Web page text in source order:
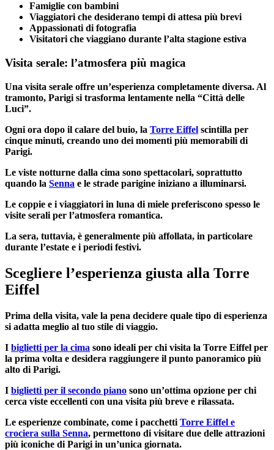
Famiglie con bambini
Viaggiatori che desiderano tempi di attesa più brevi
Appassionati di fotografia
Visitatori che viaggiano durante l’alta stagione estiva
Visita serale: l’atmosfera più magica
Una visita serale offre un’esperienza completamente diversa. Al
tramonto, Parigi si trasforma lentamente nella “Città delle
Luci”.
Ogni ora dopo il calare del buio, la Torre Eiffel scintilla per
cinque minuti, creando uno dei momenti più memorabili di
Parigi.
Le viste notturne dalla cima sono spettacolari, soprattutto
quando la Senna e le strade parigine iniziano a illuminarsi.
Le coppie e i viaggiatori in luna di miele preferiscono spesso le
visite serali per l’atmosfera romantica.
La sera, tuttavia, è generalmente più affollata, in particolare
durante l’estate e i periodi festivi.
Scegliere l’esperienza giusta alla Torre
Eiffel
Prima della visita, vale la pena decidere quale tipo di esperienza
si adatta meglio al tuo stile di viaggio.
I biglietti per la cima sono ideali per chi visita la Torre Eiffel per
la prima volta e desidera raggiungere il punto panoramico più
alto di Parigi.
I biglietti per il secondo piano sono un’ottima opzione per chi
cerca viste eccellenti con una visita più breve e rilassata.
Le esperienze combinate, come i pacchetti Torre Eiffel e
crociera sulla Senna, permettono di visitare due delle attrazioni
più iconiche di Parigi in un’unica giornata.